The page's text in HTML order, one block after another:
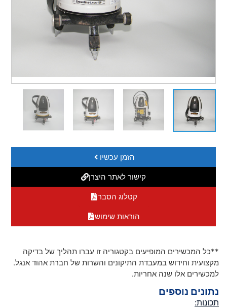
הזמן עכשיו
קישור לאתר היצרן
קטלוג הסבר
הוראות שימוש
**כל המכשירים המופיעים בקטגוריה זו עברו תהליך של בדיקה
מקצועית וחידוש במעבדת התיקונים והשרות של חברת אהוד אנגל.
למכשירים אלו שנה אחריות.
נתונים נוספים
תכונות: